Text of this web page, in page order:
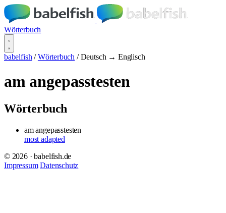
Wörterbuch
babelfish / Wörterbuch / Deutsch → Englisch
am angepasstesten
Wörterbuch
am angepasstesten
most adapted
© 2026 · babelfish.de
Impressum Datenschutz